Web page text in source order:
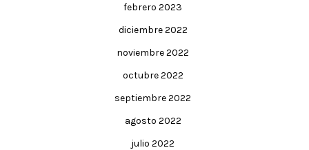
febrero 2023
diciembre 2022
noviembre 2022
octubre 2022
septiembre 2022
agosto 2022
julio 2022